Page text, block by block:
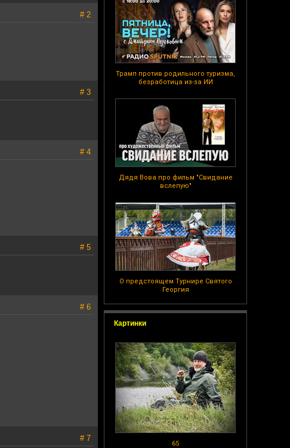
Трамп против родильного туризма,
безработица из-за ИИ
Дядя Вова про фильм "Свидание
вслепую"
О предстоящем Турнире Святого
Георгия
Картинки
65
# 2
# 3
# 4
# 5
# 6
# 7